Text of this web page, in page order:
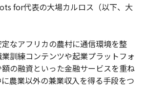
for代表の大場カルロス（以下、大
なアフリカの農村に通信環境を整
訓練コンテンツや起業プラットフォ
の融資といった金融サービスを重ね
農業以外の兼業収入を得る手段をつ